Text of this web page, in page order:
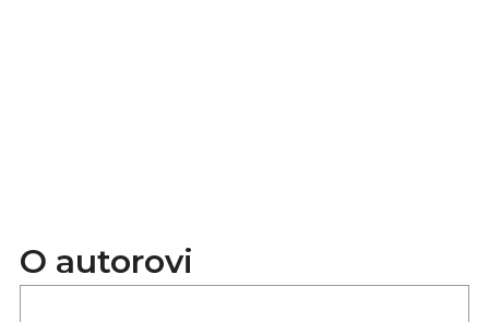
O autorovi